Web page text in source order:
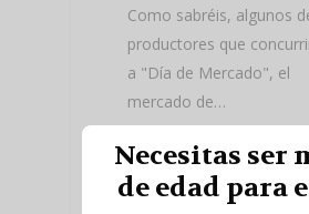
Como sabréis, algunos
productores que
a "Día de Mercado", el
mercado de…
Read More
Necesitas ser
de edad para